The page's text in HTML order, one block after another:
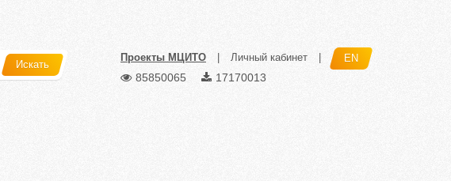
Искать
Проекты МЦИТО Личный кабинет EN
85850065 17170013